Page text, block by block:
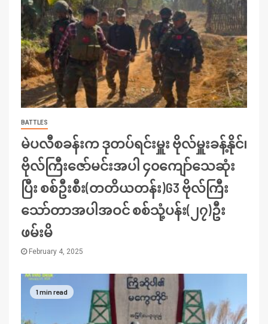
BATTLES
မဲပလီစခန်းက ဒုတပ်ရင်းမှူး ဗိုလ်မှူးခန့်နိုင်၊
ဗိုလ်ကြီးဇော်မင်းအပါ ၄၀ကျော်သေဆုံး
ပြီး စစ်ဦးစီး(တတိယတန်း)G3 ဗိုလ်ကြီး
သော်တာအပါအဝင် စစ်သုံ့ပန်း(၂၇)ဦး
ဖမ်းမိ
February 4, 2025
1 min read